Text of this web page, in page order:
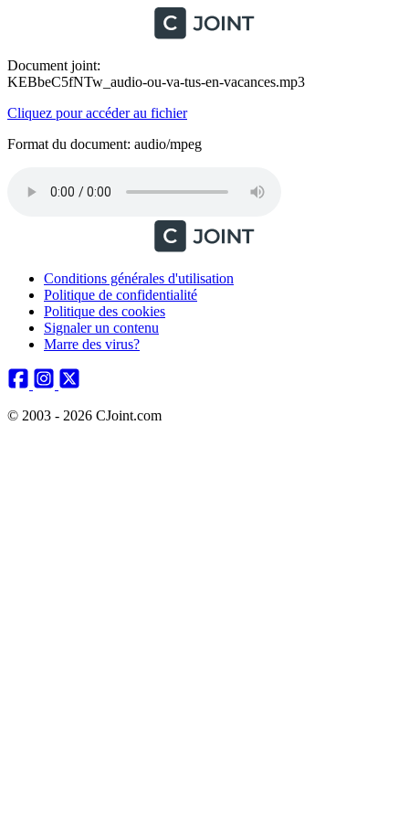
Document joint:
KEBbeC5fNTw_audio-ou-va-tus-en-vacances.mp3
Cliquez pour accéder au fichier
Format du document: audio/mpeg
Conditions générales d'utilisation
Politique de confidentialité
Politique des cookies
Signaler un contenu
Marre des virus?
© 2003 - 2026 CJoint.com